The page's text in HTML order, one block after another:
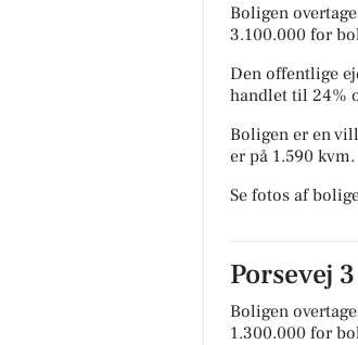
Boligen
3.100.000 for
Den offentlige
handlet til 24%
Boligen er en
er på 1.590 kvm.
Se fotos af
Porsevej
Boligen
1.300.000 for